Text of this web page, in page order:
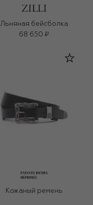
Льняная бейсболка
68 650 ₽
Кожаный ремень